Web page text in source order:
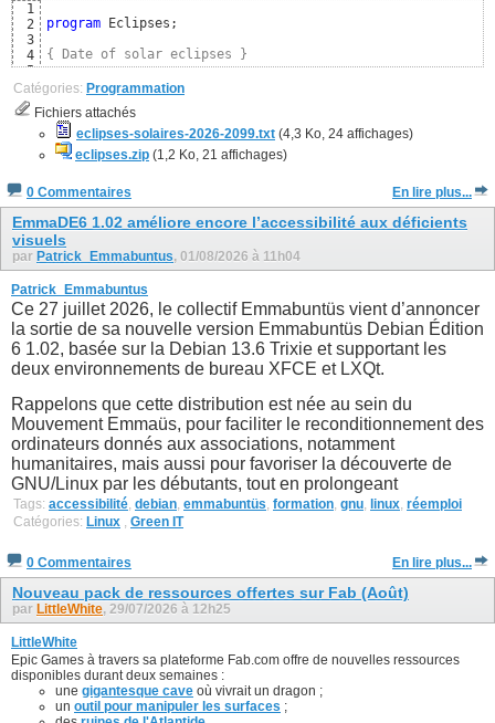
1
2
3
4
5
6
7
8
12
13
14
program Eclipses;
{ Date of solar eclipses }
uses
  Moon;
{ https://github.com/wp-xyz/delphimoon }
const
  CSolarEclipse =
TRUE ; { Uniquement les éclipses
{$DEFINE FRENCH}
{$IFDEF FRENCH}
Catégories: Programmation
Fichiers attachés
eclipses-solaires-2026-2099.txt (4,3 Ko, 24 affichages)
eclipses.zip (1,2 Ko, 21 affichages)
0 Commentaires En lire plus...
EmmaDE6 1.02 améliore encore l’accessibilité aux déficients
visuels
par Patrick_Emmabuntus, 01/08/2026 à 11h04
Patrick_Emmabuntus
Ce 27 juillet 2026, le collectif Emmabuntüs vient d’annoncer
la sortie de sa nouvelle version Emmabuntüs Debian Édition
6 1.02, basée sur la Debian 13.6 Trixie et supportant les
deux environnements de bureau XFCE et LXQt.
Rappelons que cette distribution est née au sein du
Mouvement Emmaüs, pour faciliter le reconditionnement des
ordinateurs donnés aux associations, notamment
humanitaires, mais aussi pour favoriser la découverte de
GNU/Linux par les débutants, tout en prolongeant
Tags: accessibilité, debian, emmabuntüs, formation, gnu, linux, réemploi
Catégories: Linux , Green IT
0 Commentaires En lire plus...
Nouveau pack de ressources offertes sur Fab (Août)
par LittleWhite, 29/07/2026 à 12h25
LittleWhite
Epic Games à travers sa plateforme Fab.com offre de nouvelles ressources
disponibles durant deux semaines :
une gigantesque cave où vivrait un dragon ;
un outil pour manipuler les surfaces ;